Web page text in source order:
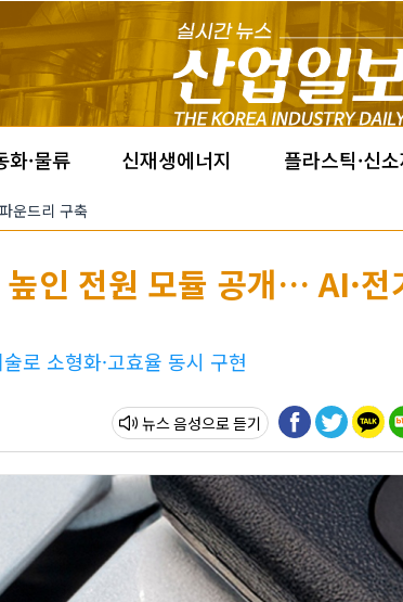
화·물류 신재생에너지 플라스틱·신
운드리 구축
인 전원 모듈 공개… AI·전
로 소형화·고효율 동시 구현
뉴스 음성